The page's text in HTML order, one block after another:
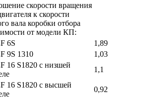
скорости вращения
к скорости
вала коробки отбора
от модели КП:
6S
1,89
9S 1310
1,03
16 S1820 с низшей
1,1
16 S1820 с высшей
0,92